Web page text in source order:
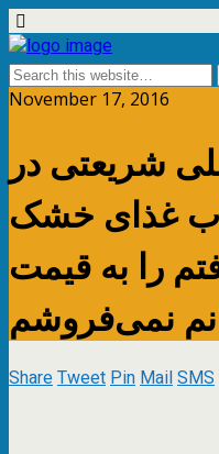
November 17, 2016
شریعتی در
غذای خشک
را به قیمت
نمی‌فروشم
ShareTweetPinMailSMS